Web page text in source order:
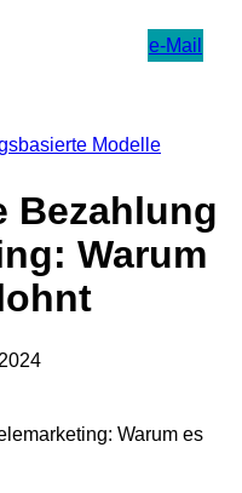
e-Mail
Modelle
Bezahlung
Warum